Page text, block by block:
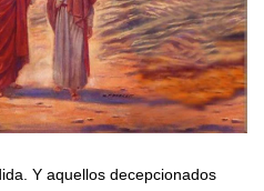
Y aquellos decepcionados